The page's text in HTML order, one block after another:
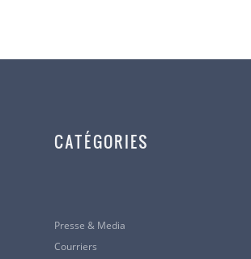
CATÉGORIES
Presse & Media
Courriers